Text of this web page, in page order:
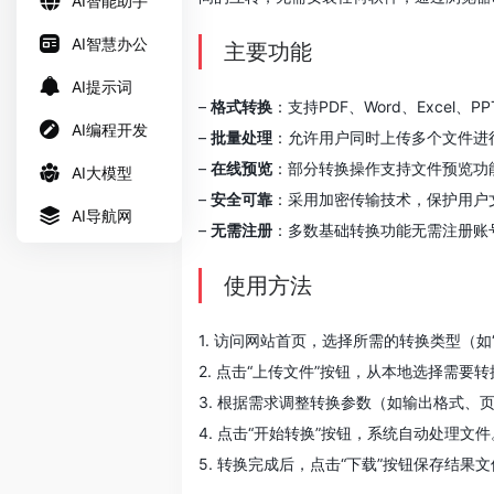
AI智慧办公
AI提示词
AI编程开发
AI大模型
AI导航网
主要功能
– 格式转换 ：支持PDF、Word、Excel、
– 批量处理 ：允许用户同时上传多个文件
– 在线预览 ：部分转换操作支持文件预览
– 安全可靠 ：采用加密传输技术，保护用
– 无需注册 ：多数基础转换功能无需注册
使用方法
1. 访问网站首页，选择所需的转换类型（如
2. 点击“上传文件”按钮，从本地选择需要
3. 根据需求调整转换参数（如输出格式、
4. 点击“开始转换”按钮，系统自动处理文件
5. 转换完成后，点击“下载”按钮保存结果